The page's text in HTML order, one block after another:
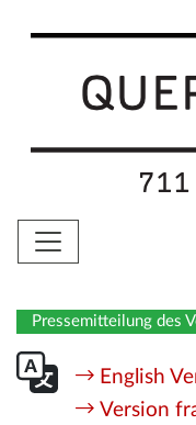
Pressemitteilung des
English
Version